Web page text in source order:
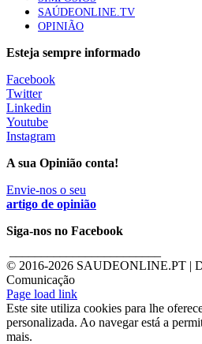
SAÚDEONLINE.TV
OPINIÃO
Esteja sempre informado
Facebook
Twitter
Linkedin
Youtube
Instagram
A sua Opinião conta!
Envie-nos o seu
artigo de opinião
Siga-nos no Facebook
© 2016-2026 SAUDEONLINE.PT |
Comunicação
Page load link
Este site utiliza cookies para lhe
personalizada. Ao navegar está a
mais.